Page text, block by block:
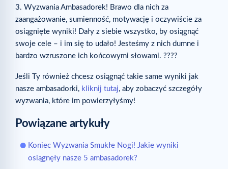
3. Wyzwania Ambasadorek! Brawo dla nich za
zaangażowanie, sumienność, motywację i oczywiście za
osiągnięte wyniki! Dały z siebie wszystko, by osiągnąć
swoje cele – i im się to udało! Jesteśmy z nich dumne i
bardzo wzruszone ich końcowymi słowami. ????
Jeśli Ty również chcesz osiągnąć takie same wyniki jak
nasze ambasadorki, kliknij tutaj, aby zobaczyć szczegóły
wyzwania, które im powierzyłyśmy!
Powiązane artykuły
Koniec Wyzwania Smukłe Nogi! Jakie wyniki
osiągnęły nasze 5 ambasadorek?